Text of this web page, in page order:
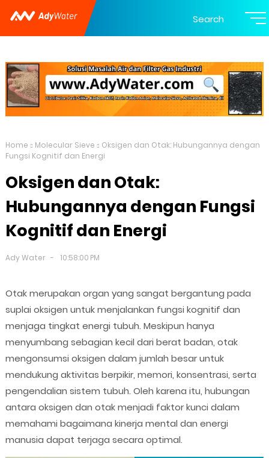
Search
Home Molecular Sieve
Oksigen dan Otak: Hubungannya dengan
Fungsi Kognitif dan Energi
Oksigen dan Otak:
Hubungannya dengan Fungsi
Kognitif dan Energi
Ady Water 10:58:00 PM
Otak merupakan organ yang sangat bergantung pada
suplai oksigen untuk menjalankan fungsi kognitif dan
menjaga tingkat energi tubuh. Meskipun hanya
menyumbang sebagian kecil dari berat badan, otak
mengonsumsi oksigen dalam jumlah besar untuk
mendukung aktivitas berpikir, memori, konsentrasi, serta
pengendalian sistem tubuh. Oleh karena itu, hubungan
antara oksigen dan otak menjadi faktor kunci dalam
memahami bagaimana kinerja mental dan energi
manusia dapat terjaga secara optimal.